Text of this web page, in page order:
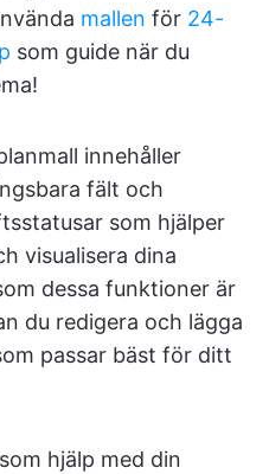
mallen för 24-
som guide när du
innehåller
fält och
som hjälper
visualisera dina
dessa funktioner är
du redigera och lägga
passar bäst för ditt
hjälp med din